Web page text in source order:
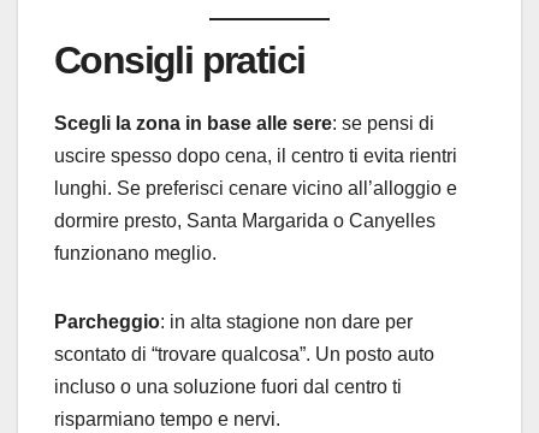
Consigli pratici
Scegli la zona in base alle sere: se pensi di
uscire spesso dopo cena, il centro ti evita rientri
lunghi. Se preferisci cenare vicino all’alloggio e
dormire presto, Santa Margarida o Canyelles
funzionano meglio.
Parcheggio: in alta stagione non dare per
scontato di “trovare qualcosa”. Un posto auto
incluso o una soluzione fuori dal centro ti
risparmiano tempo e nervi.